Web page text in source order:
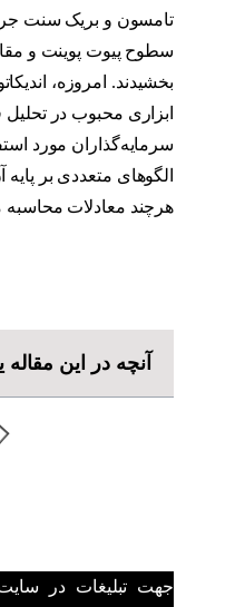
تامسون و بریک سنت
سطوح پیوت پوینت و
بخشیدند. امروزه،
ابزاری محبوب در
سرمایه‌گذاران مورد
الگوهای متعددی بر
هرچند معادلات
آنچه در این مقاله
جهت تبلیغات در